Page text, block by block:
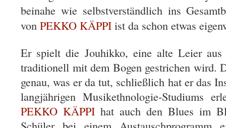
beinahe wie selbstverständlich ins
von PEKKO KÄPPI ist da schon etwas
Er spielt die Jouhikko, eine alte Leier
traditionell mit dem Bogen gestrichen wird.
genau, was er da tut, schließlich hat er das
langjährigen Musikethnologie-Studiums
PEKKO KÄPPI hat auch den Blues im